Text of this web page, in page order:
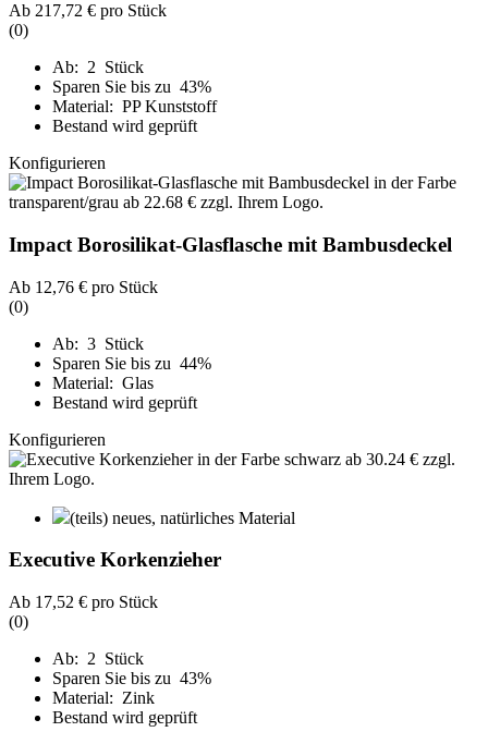
Ab 217,72 € pro Stück
(0)
Ab: 2 Stück
Sparen Sie bis zu 43%
Material: PP Kunststoff
Bestand wird geprüft
Konfigurieren
Impact Borosilikat-Glasflasche mit Bambusdeckel
Ab 12,76 € pro Stück
(0)
Ab: 3 Stück
Sparen Sie bis zu 44%
Material: Glas
Bestand wird geprüft
Konfigurieren
(teils) neues, natürliches Material
Executive Korkenzieher
Ab 17,52 € pro Stück
(0)
Ab: 2 Stück
Sparen Sie bis zu 43%
Material: Zink
Bestand wird geprüft